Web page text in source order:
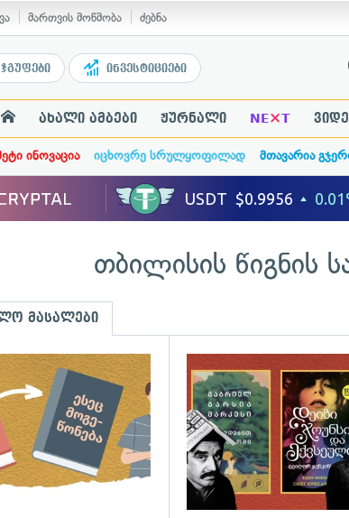
მართვის მოწმობა ძებნა
ჯგუფები ინვესტიციები
ახალი ამბები ჟურნალი NE×T
ინოვაცია იცხოვრე სრულყოფილად მთავარია
თბილისის წიგნის
მასალები